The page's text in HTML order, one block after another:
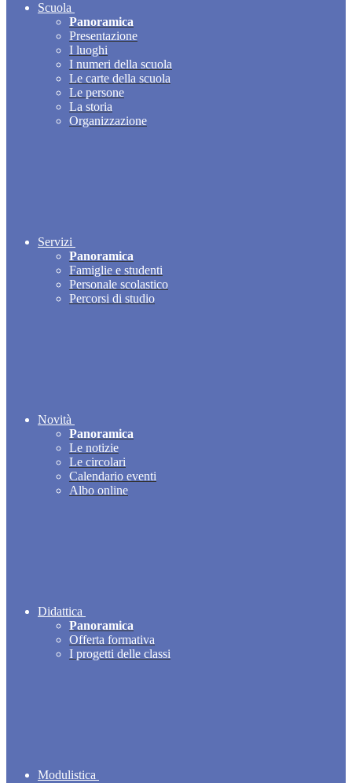
Scuola
Panoramica
Presentazione
I luoghi
I numeri della scuola
Le carte della scuola
Le persone
La storia
Organizzazione
Servizi
Panoramica
Famiglie e studenti
Personale scolastico
Percorsi di studio
Novità
Panoramica
Le notizie
Le circolari
Calendario eventi
Albo online
Didattica
Panoramica
Offerta formativa
I progetti delle classi
Modulistica